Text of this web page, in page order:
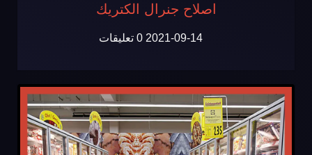
اصلاح جنرال الكتريك
2021-09-14 0 تعليقات